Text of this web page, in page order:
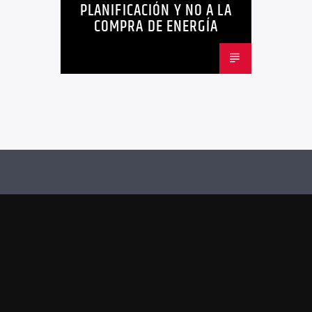
PLANIFICACIÓN Y NO A LA
COMPRA DE ENERGÍA